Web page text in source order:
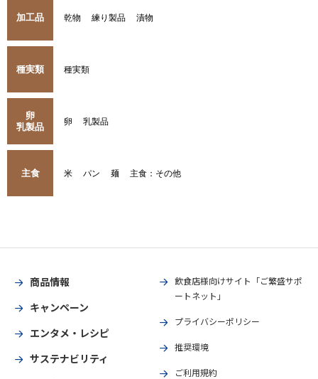
加工品 乾物 練り製品 漬物
種実類 種実類
卵
乳製品
卵 乳製品
主食 米 パン 麺 主食：その他
商品情報
キャンペーン
エンタメ・レシピ
サステナビリティ
飲食店様向けサイト「ご繁盛サポ
ートネット」
プライバシーポリシー
推奨環境
ご利用規約